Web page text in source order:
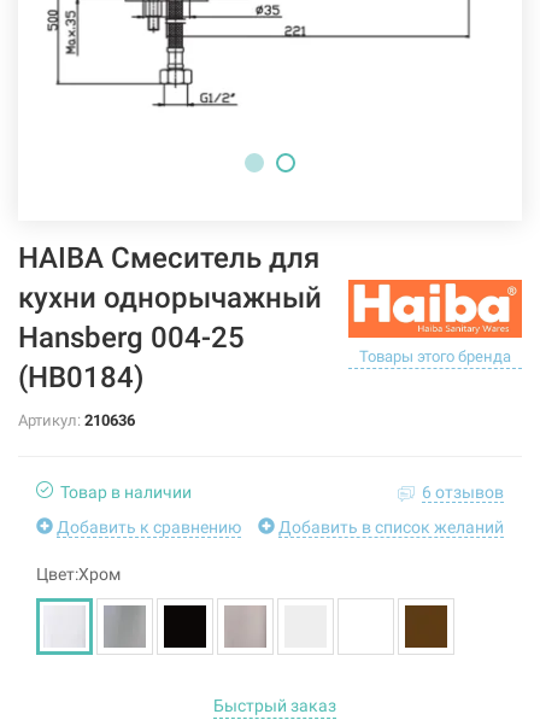
HAIBA Смеситель для
кухни однорычажный
Hansberg 004-25
(HB0184)
Товары этого бренда
Артикул: 210636
Товар в наличии
6 отзывов
Добавить к сравнению
Добавить в список желаний
Цвет:Хром
Быстрый заказ